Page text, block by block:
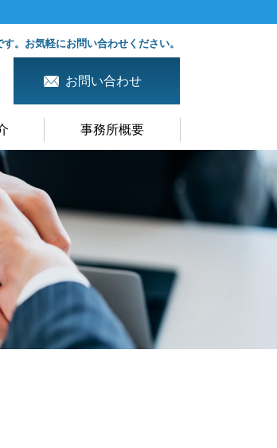
。お気軽にお問い合わせください。
お問い合わせ
事務所概要